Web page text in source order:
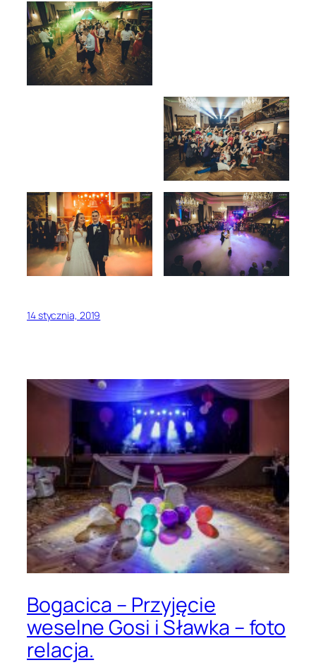
14 stycznia, 2019
Bogacica – Przyjęcie
weselne Gosi i Sławka – foto
relacja.